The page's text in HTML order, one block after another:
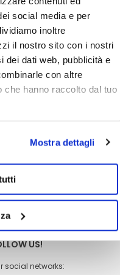
social media e per
inoltre
il nostro sito con i nostri
dei dati web, pubblicità e
con altre
che hanno raccolto dal tuo
Mostra dettagli
Perfector Antiage
SPF
€
ADD
a reseller
policy
US!
social networks: